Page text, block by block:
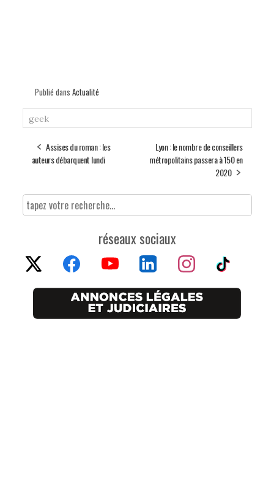
Publié dans Actualité
geek
Assises du roman : les
auteurs débarquent lundi
Lyon : le nombre de conseillers
métropolitains passera à 150 en
2020
réseaux sociaux